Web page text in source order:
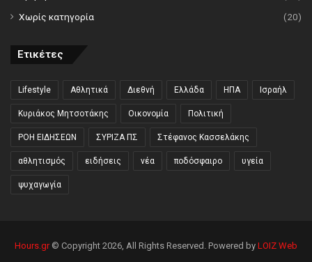
Χωρίς κατηγορία
(20)
Ετικέτες
Lifestyle Αθλητικά Διεθνή Ελλάδα ΗΠΑ Ισραήλ
Κυριάκος Μητσοτάκης Οικονομία Πολιτική
ΡΟΗ ΕΙΔΗΣΕΩΝ ΣΥΡΙΖΑ ΠΣ Στέφανος Κασσελάκης
αθλητισμός ειδήσεις νέα ποδόσφαιρο υγεία
ψυχαγωγία
Hours.gr© Copyright 2026, All Rights Reserved. Powered by LOIZ Web